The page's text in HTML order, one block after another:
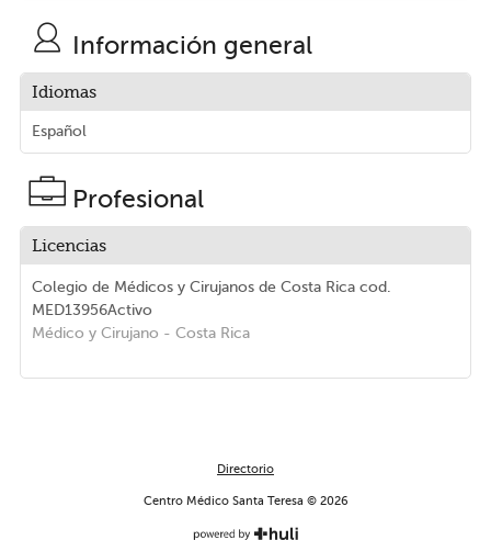
Información general
Idiomas
Español
Profesional
Licencias
Colegio de Médicos y Cirujanos de Costa Rica cod.
MED13956Activo
Médico y Cirujano - Costa Rica
Directorio
Centro Médico Santa Teresa © 2026